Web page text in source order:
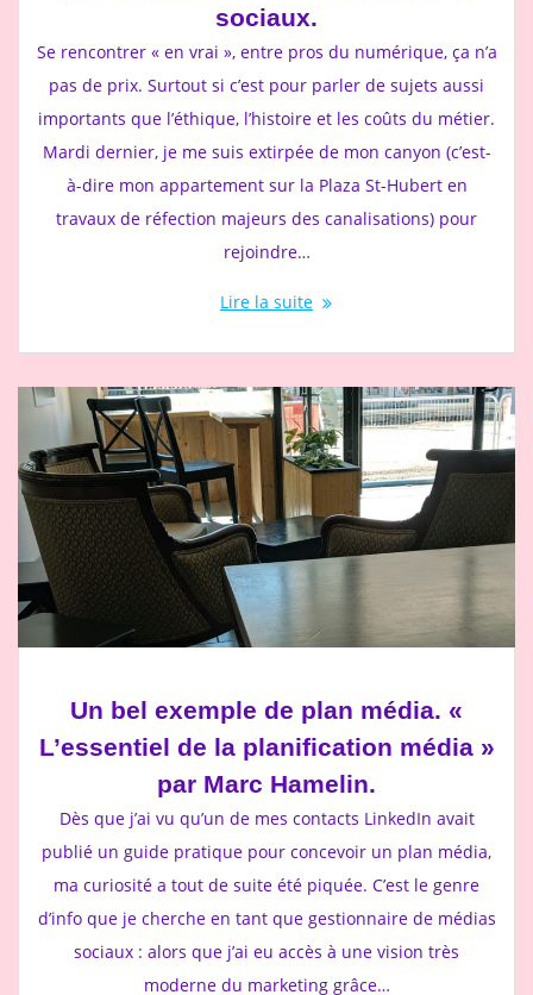
sociaux.
Se rencontrer « en vrai », entre pros du numérique, ça n’a
pas de prix. Surtout si c’est pour parler de sujets aussi
importants que l’éthique, l’histoire et les coûts du métier.
Mardi dernier, je me suis extirpée de mon canyon (c’est-
à-dire mon appartement sur la Plaza St-Hubert en
travaux de réfection majeurs des canalisations) pour
rejoindre…
Lire la suite
Un bel exemple de plan média. «
L’essentiel de la planification média »
par Marc Hamelin.
Dès que j’ai vu qu’un de mes contacts LinkedIn avait
publié un guide pratique pour concevoir un plan média,
ma curiosité a tout de suite été piquée. C’est le genre
d’info que je cherche en tant que gestionnaire de médias
sociaux : alors que j’ai eu accès à une vision très
moderne du marketing grâce…